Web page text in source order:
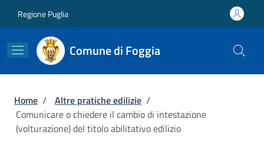
Regione Puglia
Comune di Foggia
Briciole di pane
Home / Altre pratiche edilizie /
Comunicare o chiedere il cambio di intestazione
(volturazione) del titolo abilitativo edilizio